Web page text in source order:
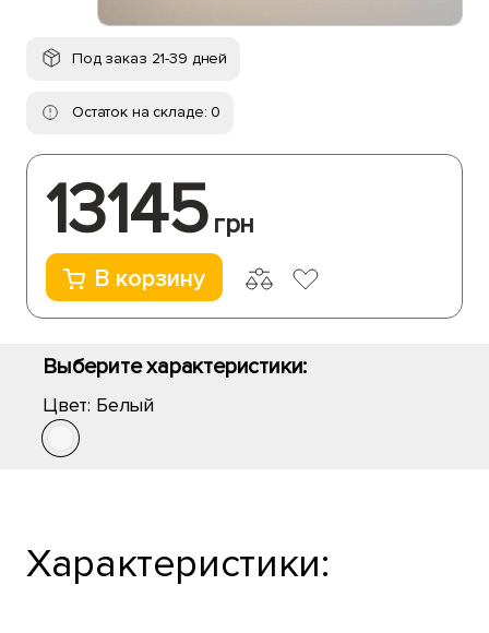
Под заказ 21-39 дней
Остаток на складе: 0
13145 грн
В корзину
Выберите характеристики:
Цвет: Белый
Характеристики: